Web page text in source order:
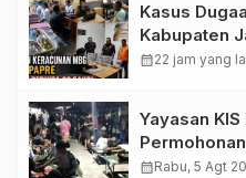
Kasus
Kabupaten
Orang Saksi
calendar_month22 jam yang
Yayasan
Biaya
calendar_monthRabu, 5 Agt